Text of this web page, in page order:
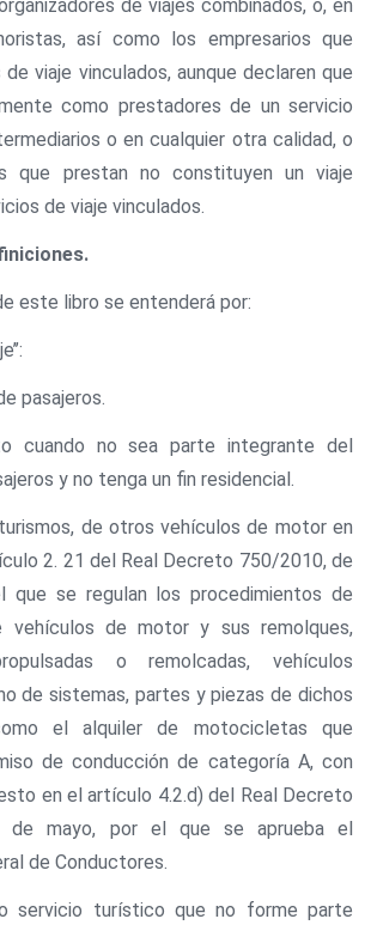
de viajes combinados, o, en
así como los empresarios que
viaje vinculados, aunque declaren que
como prestadores de un servicio
o en cualquier otra calidad, o
que prestan no constituyen un viaje
de viaje vinculados.
este libro se entenderá por:
pasajeros.
cuando no sea parte integrante del
y no tenga un fin residencial.
de otros vehículos de motor en
2. 21 del Real Decreto 750/2010, de
que se regulan los procedimientos de
vehículos de motor y sus remolques,
o remolcadas, vehículos
de sistemas, partes y piezas de dichos
el alquiler de motocicletas que
de conducción de categoría A, con
en el artículo 4.2.d) del Real Decreto
de mayo, por el que se aprueba el
de Conductores.
servicio turístico que no forme parte